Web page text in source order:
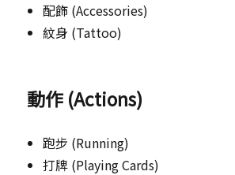
配飾 (Accessories)
紋身 (Tattoo)
動作 (Actions)
跑步 (Running)
打牌 (Playing Cards)